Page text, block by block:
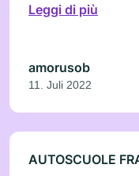
Leggi di più
amorusob
11. Juli 2022
AUTOSCUOLE